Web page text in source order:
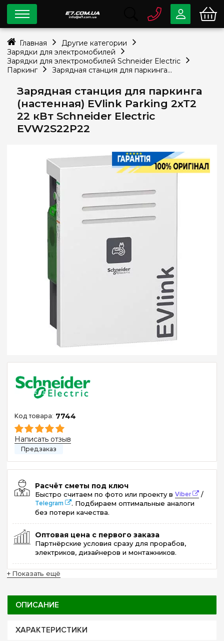
Зарядная станция для паркинга
(настенная) EVlink Parking 2хТ2
22 кВт Schneider Electric
EVW2S22P22
7744
Написать отзыв
Расчёт сметы под ключ
Быстро считаем по фото или проекту в Viber
/
Telegram
. Подбираем оптимальные аналоги
без потери качества.
Оптовая цена с первого заказа
Партнёрские условия сразу для прорабов,
электриков, дизайнеров и монтажников.
+ Показать ещё
ОПИСАНИЕ
ХАРАКТЕРИСТИКИ
0 800
info@e7.com.ua
044334-79-78
Viber Telegram
Главная
Другие категории
Зарядки для электромобилей
Зарядки для электромобилей Schneider Electric
Паркинг
Зарядная станция для паркинга (настенная) EVlink Parking 2хТ2 22 кВт Schneider Electric EVW2S22P22